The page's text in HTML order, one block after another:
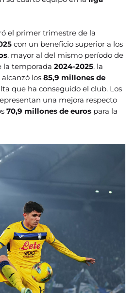
el primer trimestre de la
con un beneficio superior a los
, mayor al del mismo período de
la temporada2024-2025, la
alcanzó los85,9 millones de
que ha conseguido el club. Los
una mejora respecto
70,9 millones de euros para la